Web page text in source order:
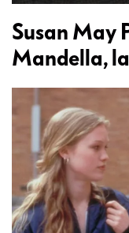
Susan May
Mandella,